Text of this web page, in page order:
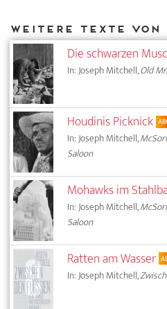
Die schwarzen
In: Joseph Mitchell,Old
Houdinis Picknick
In: Joseph Mitchell,
Saloon
Mohawks im
In: Joseph Mitchell,
Saloon
Ratten am Wasser
In: Joseph Mitchell,